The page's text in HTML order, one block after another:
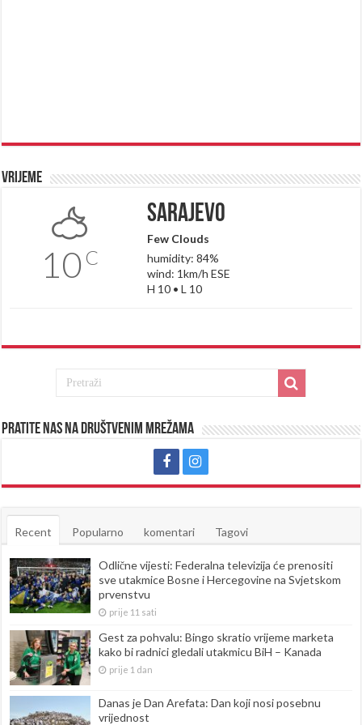
Vrijeme
10 C
Sarajevo
Few Clouds
humidity: 84%
wind: 1km/h ESE
H 10 • L 10
Pratite nas na društvenim mrežama
Recent Popularno komentari Tagovi
Odlične vijesti: Federalna televizija će prenositi
sve utakmice Bosne i Hercegovine na Svjetskom
prvenstvu
prije 11 sati
Gest za pohvalu: Bingo skratio vrijeme marketa
kako bi radnici gledali utakmicu BiH – Kanada
prije 1 dan
Danas je Dan Arefata: Dan koji nosi posebnu
vrijednost